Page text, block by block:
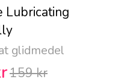
Lubricating
glidmedel
159 kr